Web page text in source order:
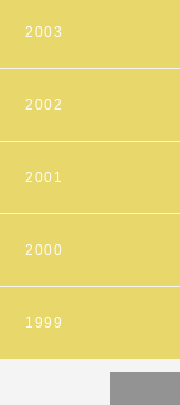
2003
2002
2001
2000
1999